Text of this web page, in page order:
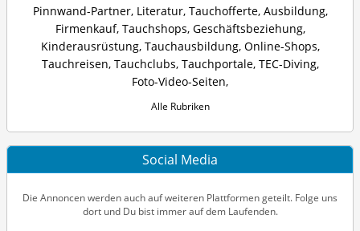
Pinnwand-Partner, Literatur, Tauchofferte, Ausbildung,
Firmenkauf, Tauchshops, Geschäftsbeziehung,
Kinderausrüstung, Tauchausbildung, Online-Shops,
Tauchreisen, Tauchclubs, Tauchportale, TEC-Diving,
Foto-Video-Seiten,
Alle Rubriken
Social Media
Die Annoncen werden auch auf weiteren Plattformen geteilt. Folge uns
dort und Du bist immer auf dem Laufenden.